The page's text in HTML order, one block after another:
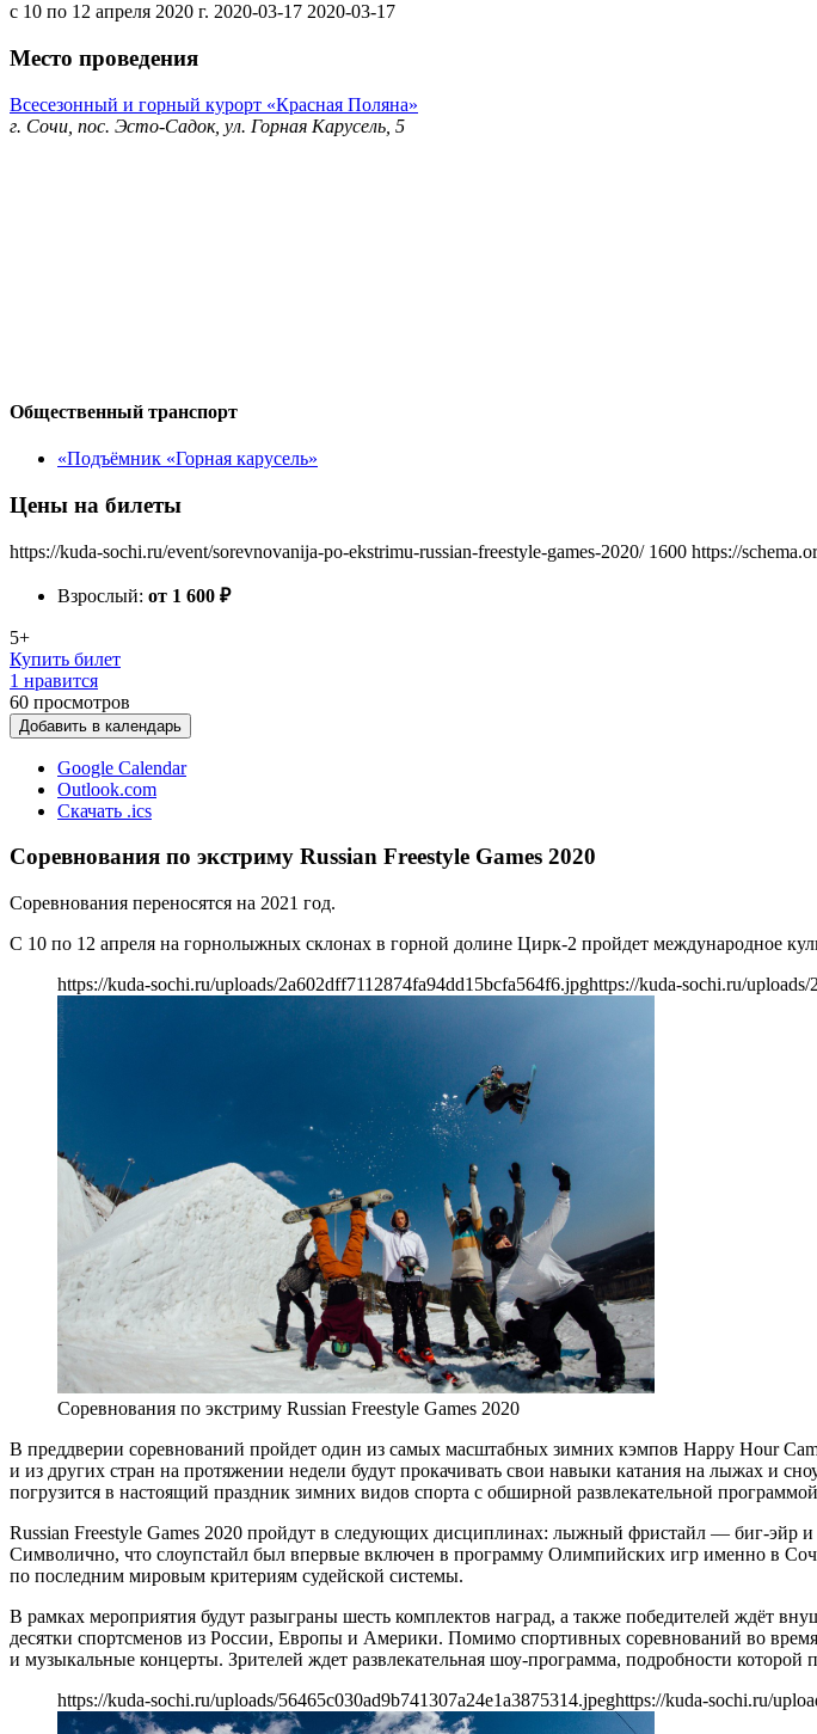
с 10 по 12 апреля 2020 г. 2020-03-17 2020-03-17
Место проведения
Всесезонный и горный курорт «Красная Поляна»
г. Сочи, пос. Эсто-Садок, ул. Горная Карусель, 5
Общественный транспорт
«Подъёмник «Горная карусель»
Цены на билеты
https://kuda-sochi.ru/event/sorevnovanija-po-ekstrimu-russian-freestyle-games-2020/ 1600 https://
Взрослый: от 1 600 ₽
5+
Купить билет
1 нравится
60 просмотров
Добавить в календарь
Google Calendar
Outlook.com
Скачать .ics
Соревнования по экстриму Russian Freestyle Games 2020
Соревнования переносятся на 2021 год.
С 10 по 12 апреля на горнолыжных склонах в горной долине Цирк-2 пройдет международное
https://kuda-sochi.ru/uploads/2a602dff7112874fa94dd15bcfa564f6.jpghttps://kuda-sochi.ru/
Соревнования по экстриму Russian Freestyle Games 2020
В преддверии соревнований пройдет один из самых масштабных зимних кэмпов Happy Hour
и из других стран на протяжении недели будут прокачивать свои навыки катания на лыжах и
погрузится в настоящий праздник зимних видов спорта с обширной развлекательной
Russian Freestyle Games 2020 пройдут в следующих дисциплинах: лыжный фристайл — биг-эйр
Символично, что слоупстайл был впервые включен в программу Олимпийских игр именно в
по последним мировым критериям судейской системы.
В рамках мероприятия будут разыграны шесть комплектов наград, а также победителей ждёт
десятки спортсменов из России, Европы и Америки. Помимо спортивных соревнований во
и музыкальные концерты. Зрителей ждет развлекательная шоу-программа, подробности которой
https://kuda-sochi.ru/uploads/56465c030ad9b741307a24e1a3875314.jpeghttps://kuda-sochi.ru/